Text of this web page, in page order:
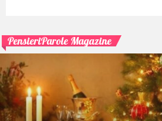
PensieriParole Magazine